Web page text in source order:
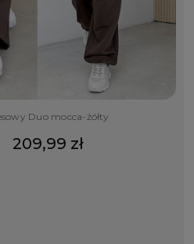
Duo mocca-żółty
209,99 zł